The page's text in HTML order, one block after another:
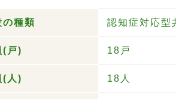
の種類 認知症対応型
(戸) 18戸
(人) 18人